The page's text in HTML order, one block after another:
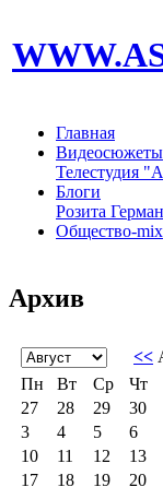
Главная
Видеосюжеты
Телестудия
Блоги
Розита Герман
Общество-mix
Архив